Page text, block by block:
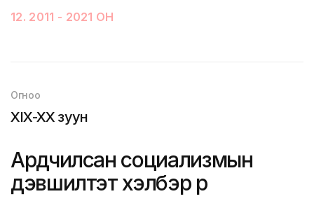
12. 2011 - 2021 ОН
Огноо
XIX-XX зуун
Ардчилсан социализмын
дэвшилтэт хэлбэр рүү